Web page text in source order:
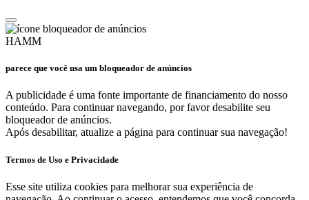
HAMM
parece que você usa um bloqueador de anúncios
A publicidade é uma fonte importante de financiamento do nosso
conteúdo. Para continuar navegando, por favor desabilite seu
bloqueador de anúncios.
Após desabilitar, atualize a página para continuar sua navegação!
Termos de Uso e Privacidade
Esse site utiliza cookies para melhorar sua experiência de